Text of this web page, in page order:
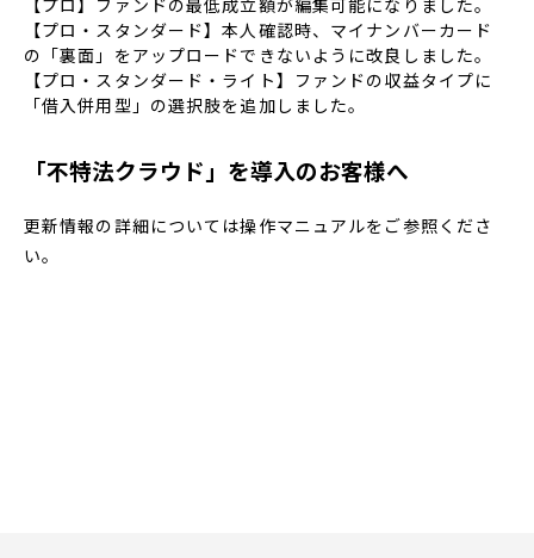
【プロ】ファンドの最低成立額が編集可能になりました。
【プロ・スタンダード】本人確認時、マイナンバーカード
の「裏面」をアップロードできないように改良しました。
【プロ・スタンダード・ライト】ファンドの収益タイプに
「借入併用型」の選択肢を追加しました。
「不特法クラウド」を導入のお客様へ
更新情報の詳細については操作マニュアルをご参照くださ
い。